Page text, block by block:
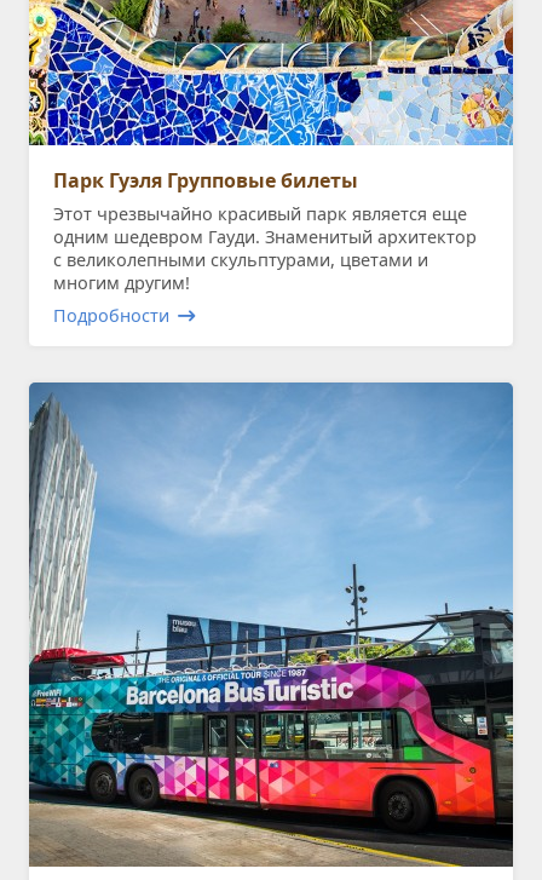
Парк Гуэля Групповые билеты
Этот чрезвычайно красивый парк является еще
одним шедевром Гауди. Знаменитый архитектор
с великолепными скульптурами, цветами и
многим другим!
Подробности